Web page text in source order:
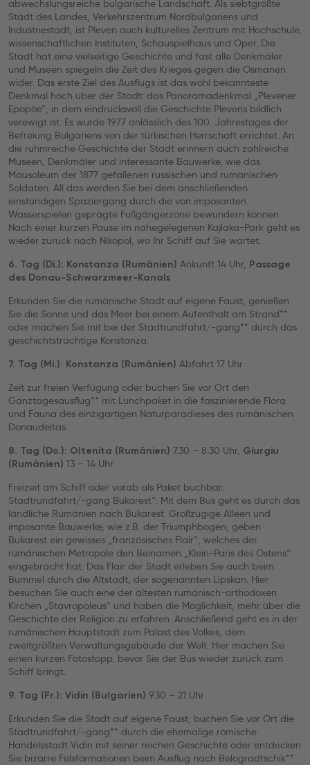
abwechslungsreiche bulgarische Landschaft. Als siebtgrößte
Stadt des Landes, Verkehrszentrum Nordbulgariens und
Industriestadt, ist Pleven auch kulturelles Zentrum mit Hochschule,
wissenschaftlichen Instituten, Schauspielhaus und Oper. Die
Stadt hat eine vielseitige Geschichte und fast alle Denkmäler
und Museen spiegeln die Zeit des Krieges gegen die Osmanen
wider. Das erste Ziel des Ausflugs ist das wohl bekannteste
Denkmal hoch über der Stadt: das Panoramadenkmal „Plevener
Epopöe“, in dem eindrucksvoll die Geschichte Plevens bildlich
verewigt ist. Es wurde 1977 anlässlich des 100. Jahrestages der
Befreiung Bulgariens von der türkischen Herrschaft errichtet. An
die ruhmreiche Geschichte der Stadt erinnern auch zahlreiche
Museen, Denkmäler und interessante Bauwerke, wie das
Mausoleum der 1877 gefallenen russischen und rumänischen
Soldaten. All das werden Sie bei dem anschließenden
einstündigen Spaziergang durch die von imposanten
Wasserspielen geprägte Fußgängerzone bewundern können.
Nach einer kurzen Pause im nahegelegenen Kajlaka-Park geht es
wieder zurück nach Nikopol, wo Ihr Schiff auf Sie wartet.
6. Tag (Di.): Konstanza (Rumänien) Ankunft 14 Uhr, Passage
des Donau-Schwarzmeer-Kanals
Erkunden Sie die rumänische Stadt auf eigene Faust, genießen
Sie die Sonne und das Meer bei einem Aufenthalt am Strand**
oder machen Sie mit bei der Stadtrundfahrt/-gang** durch das
geschichtsträchtige Konstanza.
7. Tag (Mi.): Konstanza (Rumänien) Abfahrt 17 Uhr
Zeit zur freien Verfügung oder buchen Sie vor Ort den
Ganztagesausflug** mit Lunchpaket in die faszinierende Flora
und Fauna des einzigartigen Naturparadieses des rumänischen
Donaudeltas.
8. Tag (Do.): Oltenita (Rumänien) 7.30 – 8.30 Uhr, Giurgiu
(Rumänien) 13 – 14 Uhr
Freizeit am Schiff oder vorab als Paket buchbar:
Stadtrundfahrt/-gang Bukarest*: Mit dem Bus geht es durch das
ländliche Rumänien nach Bukarest. Großzügige Alleen und
imposante Bauwerke, wie z.B. der Triumphbogen, geben
Bukarest ein gewisses „französisches Flair“, welches der
rumänischen Metropole den Beinamen „Klein-Paris des Ostens“
eingebracht hat. Das Flair der Stadt erleben Sie auch beim
Bummel durch die Altstadt, der sogenannten Lipskan. Hier
besuchen Sie auch eine der ältesten rumänisch-orthodoxen
Kirchen „Stavropoleus“ und haben die Möglichkeit, mehr über die
Geschichte der Religion zu erfahren. Anschließend geht es in der
rumänischen Hauptstadt zum Palast des Volkes, dem
zweitgrößten Verwaltungsgebäude der Welt. Hier machen Sie
einen kurzen Fotostopp, bevor Sie der Bus wieder zurück zum
Schiff bringt.
9. Tag (Fr.): Vidin (Bulgarien) 9.30 – 21 Uhr
Erkunden Sie die Stadt auf eigene Faust, buchen Sie vor Ort die
Stadtrundfahrt/-gang** durch die ehemalige römische
Handelsstadt Vidin mit seiner reichen Geschichte oder entdecken
Sie bizarre Felsformationen beim Ausflug nach Belogradtschik**.